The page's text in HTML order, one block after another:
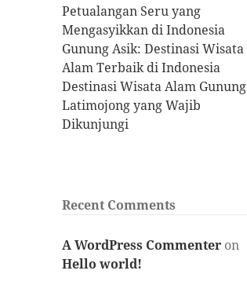
Petualangan Seru yang
Mengasyikkan di Indonesia
Gunung Asik: Destinasi Wisata
Alam Terbaik di Indonesia
Destinasi Wisata Alam Gunung
Latimojong yang Wajib
Dikunjungi
Recent Comments
A WordPress Commenter on
Hello world!